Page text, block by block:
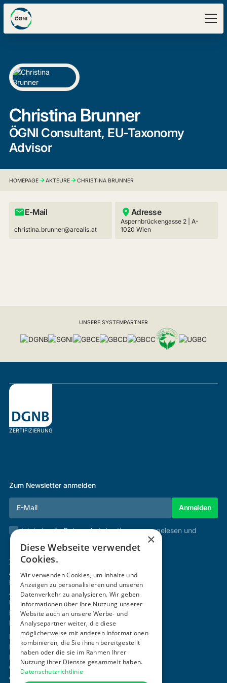
Christina Brunner
ÖGNI Consultant, EU-Taxonomy
Advisor
HOMEPAGE AKTEURE CHRISTINA BRUNNER
E-Mail
christina.brunner@arealis.at
Adresse
Aspernbrückengasse 2 | A-
1020 Wien
UNSERE SYSTEMPARTNER
ZERTIFIZIERUNG
Zum Newsletter anmelden
Ich habe dieDatenschutzbestimmungengelesen und
Zertifizierung & Verifikation
Akademie
Mitgliedschaft
Aktivitäten
Über uns
Login
Kontakt
Impressum
Datenschutz
Barrierefreiheitserklärung
Cookie-Einstellungen anpassen
office@ogni.at
×
Diese Webseite verwendet
Cookies.
Wir verwenden Cookies, um Inhalte und
Anzeigen zu personalisieren und unseren
Datenverkehr zu analysieren. Wir geben
Informationen über Ihre Nutzung unserer
Website auch an unsere Werbe- und
Analysepartner weiter, die diese
möglicherweise mit anderen Informationen
kombinieren, die Sie ihnen bereitgestellt
haben oder die sie im Rahmen Ihrer
Nutzung ihrer Dienste gesammelt haben.
Datenschutzrichtlinie